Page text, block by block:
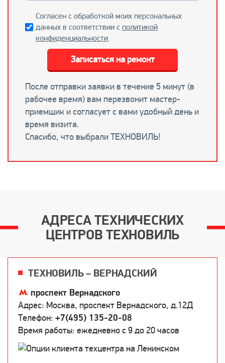
Согласен с обработкой моих персональных
данных в соответствии с политикой
конфиденциальности.
После отправки заявки в течение 5 минут (в
рабочее время) вам перезвонит мастер-
приемщик и согласует с вами удобный день и
время визита.
Спасибо, что выбрали ТЕХНОВИЛЬ!
Записаться на ремонт
АДРЕСА ТЕХНИЧЕСКИХ
ЦЕНТРОВ ТЕХНОВИЛЬ
ТЕХНОВИЛЬ – ВЕРНАДСКИЙ
проспект Вернадского
Адрес: Москва, проспект Вернадского, д.12Д
Телефон: +7(495) 135-20-08
Время работы: ежедневно c 9 до 20 часов